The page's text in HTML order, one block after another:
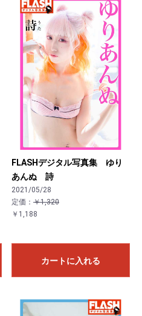
FLASHデジタル写真集 ゆり
あんぬ 詩
2021/05/28
定価： ￥1,320
￥1,188
カートに入れる